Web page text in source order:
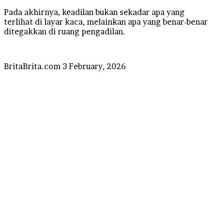
Pada akhirnya, keadilan bukan sekadar apa yang
terlihat di layar kaca, melainkan apa yang benar-benar
ditegakkan di ruang pengadilan.
BritaBrita.com Send
3 February, 2026